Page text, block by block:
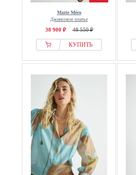
Marie Méro
Джинсовое платье
38 900 ₽ 48 550 ₽
КУПИТЬ